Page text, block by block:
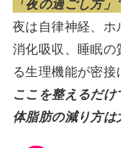
「夜の過ごし方」
夜は自律神経、ホ
消化吸収、睡眠の
る生理機能が密接
ここを整えるだ
体脂肪の減り方は